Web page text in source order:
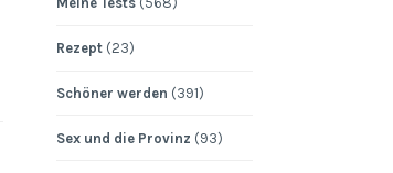
Rezept(23)
Schöner werden (391)
Sex und die Provinz (93)